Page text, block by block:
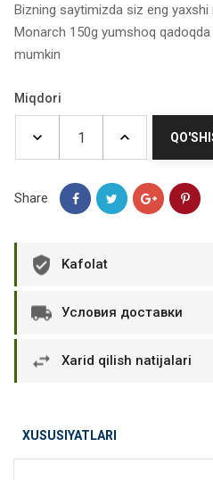
Bizning saytimizda siz eng
Monarch 150g yumshoq
mumkin
Miqdori
Share
Kafolat
Условия доставки
Xarid qilish natijalari
XUSUSIYATLARI